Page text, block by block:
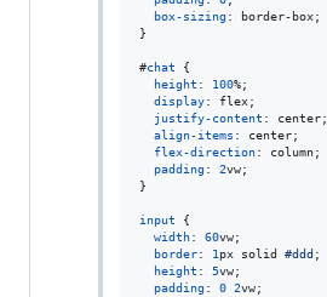
box-sizing:
border-box;
}
#chat {
height : 100%;
display:
flex;
justify-content :
center;
align-items :
center;
flex-direction:
column;
padding: 2vw;
}
input {
width: 60vw;
border: 1 px solid #ddd ;
height : 5vw;
padding: 0 2vw;